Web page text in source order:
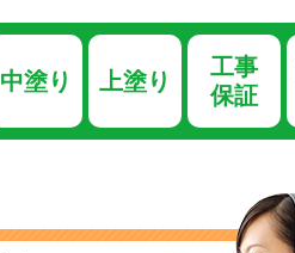
中塗り 上塗り
工事
保証